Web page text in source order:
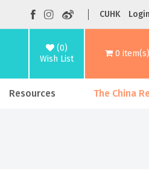
CUHK Login
(0)
Wish List
0
Resources The China